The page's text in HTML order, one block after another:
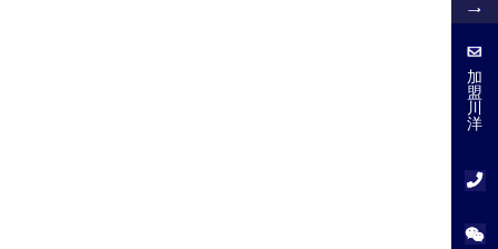
加
盟
川
洋
加
盟
川
服
务